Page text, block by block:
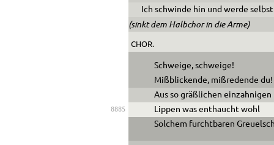
Ich schwinde hin und werde
(sinkt dem Halbchor in die Arme)
CHOR.
Schweige, schweige!
Mißblickende, mißredende du!
Aus so gräßlichen einzahnigen
8885
Lippen was enthaucht wohl
Solchem furchtbaren